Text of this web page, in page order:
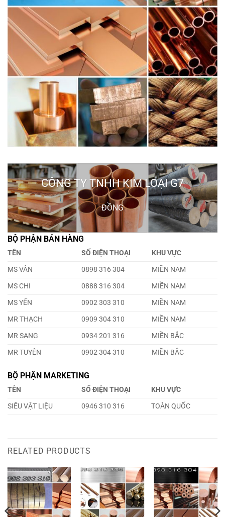
CÔNG TY TNHH KIM LOẠI G7
ĐỒNG
BỘ PHẬN BÁN HÀNG
TÊN SỐ ĐIỆN THOẠI
KHU VỰC
MS VÂN
0898 316 304
MIỀN NAM
MS CHI
0888 316 304
MIỀN NAM
MS YẾN
0902 303 310
MIỀN NAM
MR THẠCH
0909 304 310
MIỀN NAM
MR SANG
0934 201 316
MIỀN BẮC
MR TUYÊN
0902 304 310 MIỀN BẮC
BỘ PHẬN MARKETING
TÊN SỐ ĐIỆN THOẠI
KHU VỰC
SIÊU VẬT LIỆU
0946 310 316 TOÀN QUỐC
RELATED PRODUCTS